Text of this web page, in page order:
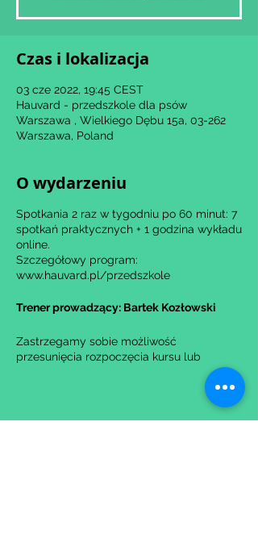
Czas i lokalizacja
03 cze 2022, 19:45 CEST
Hauvard - przedszkole dla psów
Warszawa , Wielkiego Dębu 15a, 03-262
Warszawa, Poland
O wydarzeniu
Spotkania 2 raz w tygodniu po 60 minut: 7
spotkań praktycznych + 1 godzina wykładu
online.
Szczegółowy program:
www.hauvard.pl/przedszkole
Trener prowadzący: Bartek Kozłowski
Zastrzegamy sobie możliwość
przesunięcia rozpoczęcia kursu lub
anulowania go w przypadku nie uzbierania
się minimalnej liczby osób na grupę.